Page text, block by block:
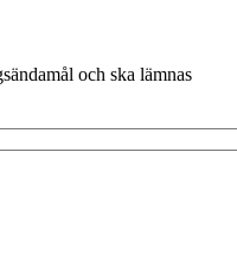
och ska lämnas